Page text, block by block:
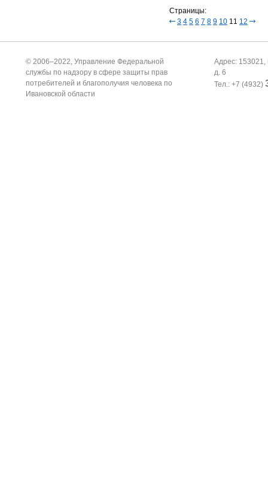
Страницы:
3 4 5 6 7 8 9 10 11 12
© 2006–2022, Управление Федеральной
службы по надзору в сфере защиты прав
потребителей и благополучия человека по
Ивановской области
Адрес: 153021,
д. 6
Тел.: +7 (4932)